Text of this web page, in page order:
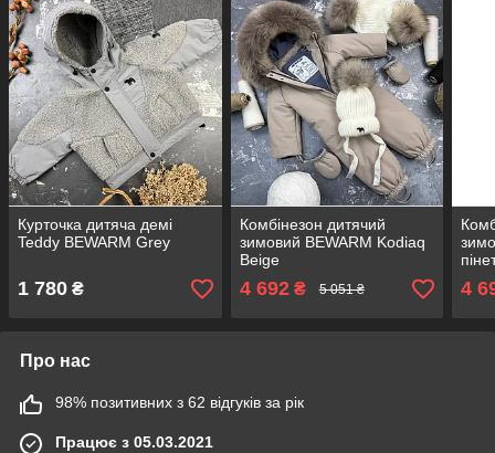
Курточка дитяча демі
Teddy BEWARM Grey
1 780 ₴
Комбінезон дитячий
зимовий BEWARM Kodiaq
Beige
4 692₴ 5 051 ₴ 4
Про нас
98% позитивних з 62 відгуків за рік
Працює з 05.03.2021